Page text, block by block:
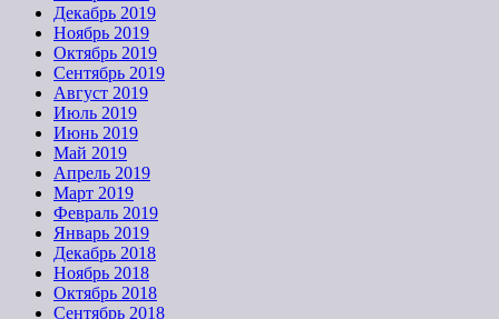
Декабрь 2019
Ноябрь 2019
Октябрь 2019
Сентябрь 2019
Август 2019
Июль 2019
Июнь 2019
Май 2019
Апрель 2019
Март 2019
Февраль 2019
Январь 2019
Декабрь 2018
Ноябрь 2018
Октябрь 2018
Сентябрь 2018